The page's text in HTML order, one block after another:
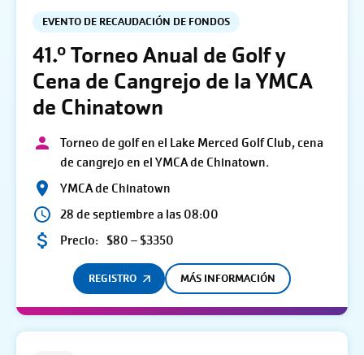
EVENTO DE RECAUDACIÓN DE FONDOS
41.º Torneo Anual de Golf y
Cena de Cangrejo de la YMCA
de Chinatown
Torneo de golf en el Lake Merced Golf Club, cena
de cangrejo en el YMCA de Chinatown.
YMCA de Chinatown
28 de septiembre a las 08:00
Precio: $80 – $3350
REGISTRO MÁS INFORMACIÓN